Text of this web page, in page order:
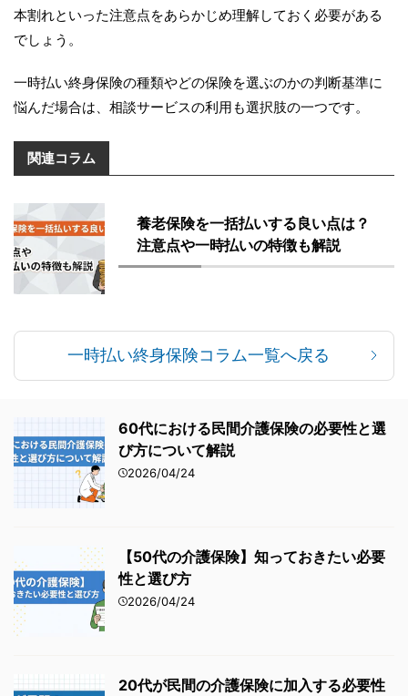
本割れといった注意点をあらかじめ理解しておく必要がある
でしょう。
一時払い終身保険の種類やどの保険を選ぶのかの判断基準に
悩んだ場合は、相談サービスの利用も選択肢の一つです。
関連コラム
養老保険を一括払いする良い点は？
注意点や一時払いの特徴も解説
一時払い終身保険コラム一覧へ戻る
60代における民間介護保険の必要性と選
び方について解説
2026/04/24
【50代の介護保険】知っておきたい必要
性と選び方
2026/04/24
20代が民間の介護保険に加入する必要性